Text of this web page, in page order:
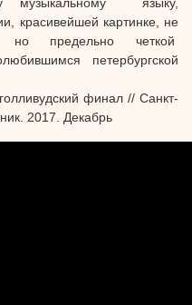
красивейшей картинке, не
но предельно четкой
петербургской
финал // Санкт-
2017. Декабрь